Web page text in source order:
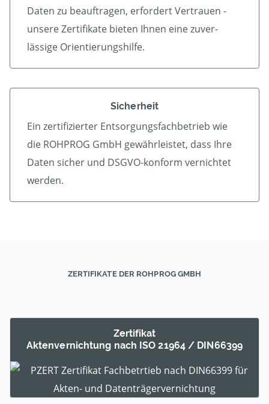
Daten zu beauf­tragen, erfordert Vertrauen -
unsere Zerti­fikate bieten Ihnen eine zu­ver­
lässige Orientierungshilfe.
Sicherheit
Ein zertifizierter Ent­sorgungs­fach­betrieb wie
die ROHPROG GmbH gewährleistet, dass Ihre
Daten sicher und DSGVO-konform vernichtet
werden.
ZERTIFIKATE DER ROHPROG GMBH
Zertifikat
Akten­ver­nichtung nach ISO 21964 / DIN66399